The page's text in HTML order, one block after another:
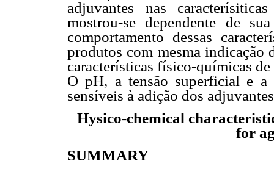
adjuvantes nas
mostrou-se dependente de
comportamento dessas
produtos com mesma indicação
características físico-químicas
O pH, a tensão superficial e a
sensíveis à adição dos
Hysico-chemical
for
SUMMARY